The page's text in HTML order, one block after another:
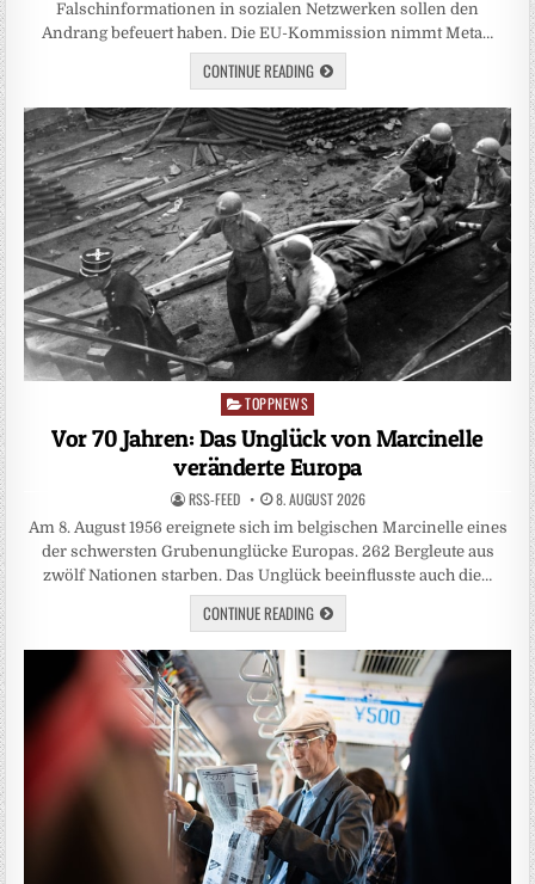
Falschinformationen in sozialen Netzwerken sollen den
Andrang befeuert haben. Die EU-Kommission nimmt Meta…
CONTINUE READING
Posted
TOPPNEWS
Vor 70 Jahren: Das Unglück von Marcinelle
veränderte Europa
RSS-FEED 8. AUGUST 2026
Am 8. August 1956 ereignete sich im belgischen Marcinelle eines
der schwersten Grubenunglücke Europas. 262 Bergleute aus
zwölf Nationen starben. Das Unglück beeinflusste auch die…
CONTINUE READING